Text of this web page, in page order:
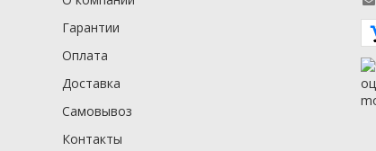
Гарантии
Оплата
Доставка
Самовывоз
Контакты